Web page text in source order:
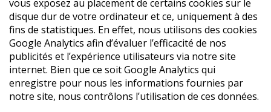
vous exposez au placement de certains cookies sur le
disque dur de votre ordinateur et ce, uniquement à des
fins de statistiques. En effet, nous utilisons des cookies
Google Analytics afin d’évaluer l’efficacité de nos
publicités et l’expérience utilisateurs via notre site
internet. Bien que ce soit Google Analytics qui
enregistre pour nous les informations fournies par
notre site, nous contrôlons l’utilisation de ces données.